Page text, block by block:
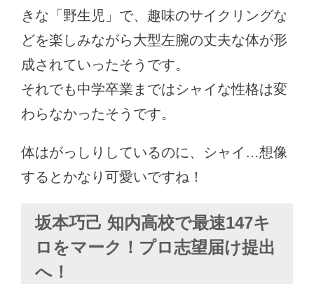
きな「野生児」で、趣味のサイクリングな
どを楽しみながら大型左腕の丈夫な体が形
成されていったそうです。
それでも中学卒業まではシャイな性格は変
わらなかったそうです。
体はがっしりしているのに、シャイ…想像
するとかなり可愛いですね！
坂本巧己 知内高校で最速147キ
ロをマーク！プロ志望届け提出
へ！